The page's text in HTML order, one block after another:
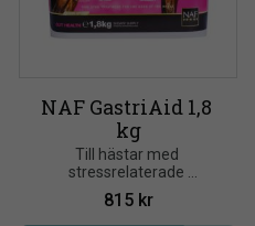
NAF GastriAid 1,8
kg
Till hästar med
stressrelaterade
matsmältningsproblem
med risk för magsår
815kr